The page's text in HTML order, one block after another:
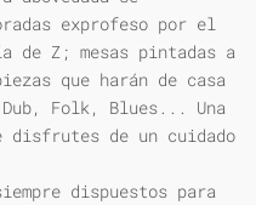
exprofeso por el
de Z; mesas pintadas a
que harán de casa
Folk, Blues... Una
disfrutes de un cuidado
dispuestos para